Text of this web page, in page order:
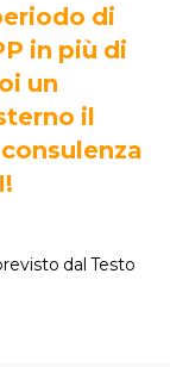
di
in più di
un
il
dal Testo